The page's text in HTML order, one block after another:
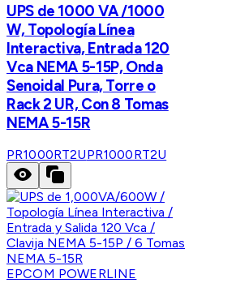
UPS de 1000 VA /1000
W, Topología Línea
Interactiva, Entrada 120
Vca NEMA 5-15P, Onda
Senoidal Pura, Torre o
Rack 2 UR, Con 8 Tomas
NEMA 5-15R
PR1000RT2UPR1000RT2U
EPCOM POWERLINE